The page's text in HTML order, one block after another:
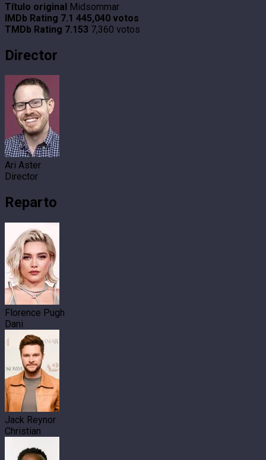
Título original Midsommar
IMDb Rating 7.1 445,040 votos
TMDb Rating 7.153 7,360 votos
Director
Ari Aster
Director
Reparto
Florence Pugh
Dani
Jack Reynor
Christian